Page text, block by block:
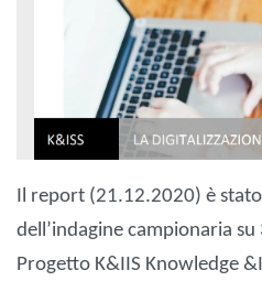
Il report (21.12.2020) è
dell’indagine campionaria
Progetto K&IIS Knowledge